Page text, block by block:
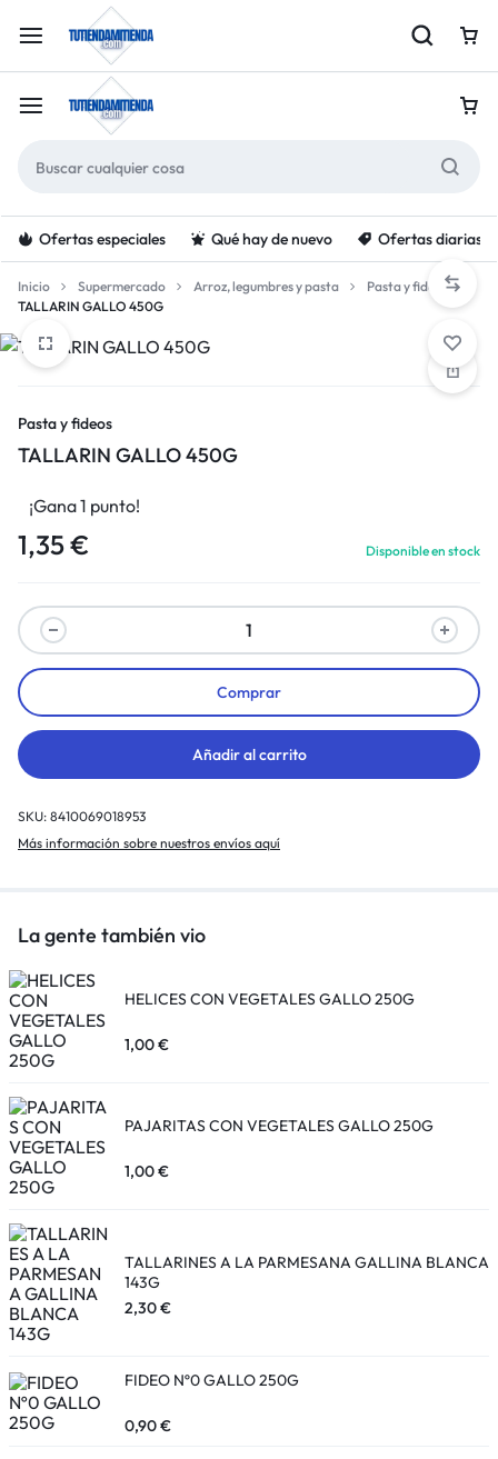
Ofertas especiales Qué hay de nuevo Ofertas diarias
Inicio Supermercado Arroz, legumbres y pasta
Pasta y fideos
TALLARIN GALLO 450G
Pasta y fideos
TALLARIN GALLO 450G
¡Gana 1 punto!
1,35€ Disponible en stock
Añadir al carrito
Comprar
SKU: 8410069018953
Más información sobre nuestros envíos aquí
La gente también vio
HELICES CON VEGETALES GALLO 250G
1,00€
PAJARITAS CON VEGETALES GALLO 250G
1,00€
TALLARINES A LA PARMESANA GALLINA BLANCA
143G
2,30€
FIDEO Nº0 GALLO 250G
0,90€